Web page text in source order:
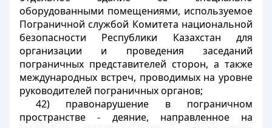
оборудованными помещениями, используемое
Пограничной службой Комитета национальной
безопасности Республики Казахстан для
организации и проведения заседаний
пограничных представителей сторон, а также
международных встреч, проводимых на уровне
руководителей пограничных органов;
42) правонарушение в пограничном
пространстве - деяние, направленное на